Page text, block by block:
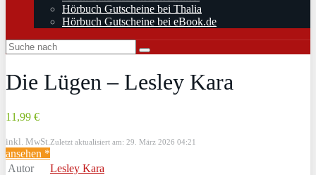
Hörbuch Gutscheine bei Thalia
Hörbuch Gutscheine bei eBook.de
Die Lügen – Lesley Kara
11,99 €
inkl. MwSt. Zuletzt aktualisiert am: 29. März 2026 04:21
ansehen *
Autor
Lesley Kara